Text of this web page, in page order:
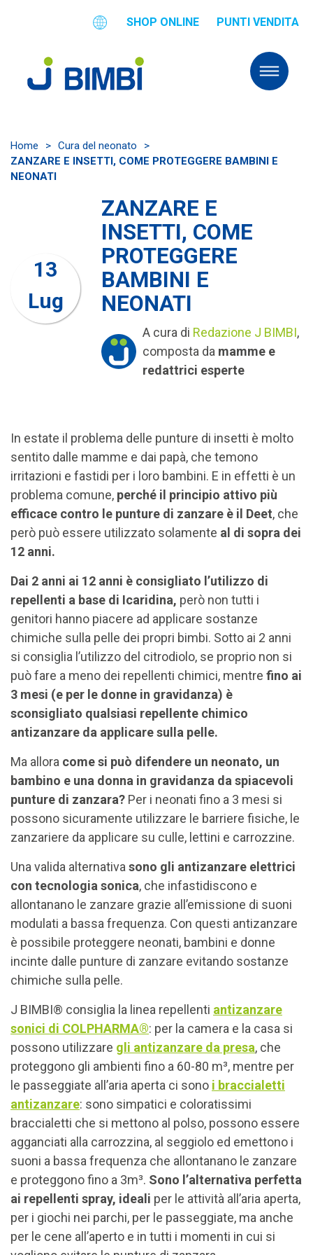
SHOP ONLINE PUNTI VENDITA
Home > Cura del neonato
>
ZANZARE E INSETTI, COME PROTEGGERE BAMBINI E
NEONATI
13
Lug
ZANZARE E
INSETTI, COME
PROTEGGERE
BAMBINI E
NEONATI
A cura di Redazione J BIMBI,
composta da mamme e
redattrici esperte
In estate il problema delle punture di insetti è molto
sentito dalle mamme e dai papà, che temono
irritazioni e fastidi per i loro bambini. E in effetti è un
problema comune, perché il principio attivo più
efficace contro le punture di zanzare è il Deet, che
però può essere utilizzato solamente al di sopra dei
12 anni.
Dai 2 anni ai 12 anni è consigliato l’utilizzo di
repellenti a base di Icaridina, però non tutti i
genitori hanno piacere ad applicare sostanze
chimiche sulla pelle dei propri bimbi. Sotto ai 2 anni
si consiglia l’utilizzo del citrodiolo, se proprio non si
può fare a meno dei repellenti chimici, mentre fino ai
3 mesi (e per le donne in gravidanza) è
sconsigliato qualsiasi repellente chimico
antizanzare da applicare sulla pelle.
Ma allora come si può difendere un neonato, un
bambino e una donna in gravidanza da spiacevoli
punture di zanzara? Per i neonati fino a 3 mesi si
possono sicuramente utilizzare le barriere fisiche, le
zanzariere da applicare su culle, lettini e carrozzine.
Una valida alternativa sono gli antizanzare elettrici
con tecnologia sonica, che infastidiscono e
allontanano le zanzare grazie all’emissione di suoni
modulati a bassa frequenza. Con questi antizanzare
è possibile proteggere neonati, bambini e donne
incinte dalle punture di zanzare evitando sostanze
chimiche sulla pelle.
J BIMBI® consiglia la linea repellenti antizanzare
sonici di COLPHARMA®: per la camera e la casa si
possono utilizzare gli antizanzare da presa, che
proteggono gli ambienti fino a 60-80 m³, mentre per
le passeggiate all’aria aperta ci sono i braccialetti
antizanzare: sono simpatici e coloratissimi
braccialetti che si mettono al polso, possono essere
agganciati alla carrozzina, al seggiolo ed emettono i
suoni a bassa frequenza che allontanano le zanzare
e proteggono fino a 3m³. Sono l’alternativa perfetta
ai repellenti spray, ideali per le attività all’aria aperta,
per i giochi nei parchi, per le passeggiate, ma anche
per le cene all’aperto e in tutti i momenti in cui si